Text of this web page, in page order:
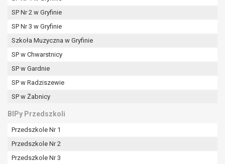
SP Nr 2 w Gryfinie
SP Nr 3 w Gryfinie
Szkoła Muzyczna w Gryfinie
SP w Chwarstnicy
SP w Gardnie
SP w Radziszewie
SP w Żabnicy
BIPy Przedszkoli
Przedszkole Nr 1
Przedszkole Nr 2
Przedszkole Nr 3